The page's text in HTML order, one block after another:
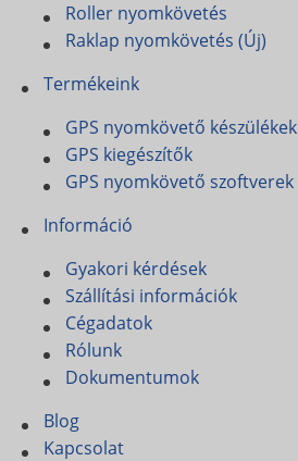
Roller nyomkövetés
Raklap nyomkövetés (Új)
Termékeink
GPS nyomkövető készülékek
GPS kiegészítők
GPS nyomkövető szoftverek
Információ
Gyakori kérdések
Szállítási információk
Cégadatok
Rólunk
Dokumentumok
Blog
Kapcsolat